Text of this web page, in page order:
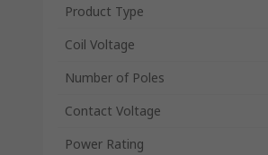
Product Type
Coil Voltage
Number of Poles
Contact Voltage
Power Rating